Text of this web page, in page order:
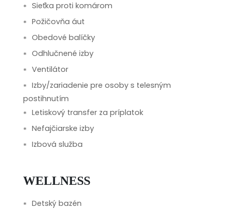
Sieťka proti komárom
Požičovňa áut
Obedové balíčky
Odhlučnené izby
Ventilátor
Izby/zariadenie pre osoby s telesným
postihnutím
Letiskový transfer za príplatok
Nefajčiarske izby
Izbová služba
WELLNESS
Detský bazén